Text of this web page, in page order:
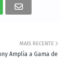
MAIS RECENTE
Amplia a Gama de